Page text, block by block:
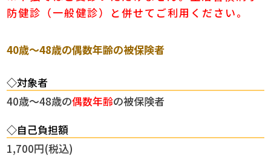
防健診（一般健診）と併せてご利用ください。
40歳～48歳の偶数年齢の被保険者
◇対象者
40歳～48歳の偶数年齢の被保険者
◇自己負担額
1,700円(税込)